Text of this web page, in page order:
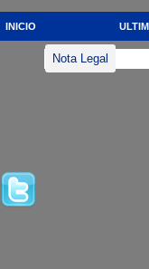
INICIO
Nota Legal